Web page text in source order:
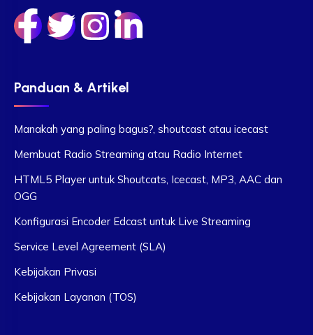
Panduan & Artikel
Manakah yang paling bagus?, shoutcast atau icecast
Membuat Radio Streaming atau Radio Internet
HTML5 Player untuk Shoutcats, Icecast, MP3, AAC dan
OGG
Konfigurasi Encoder Edcast untuk Live Streaming
Service Level Agreement (SLA)
Kebijakan Privasi
Kebijakan Layanan (TOS)